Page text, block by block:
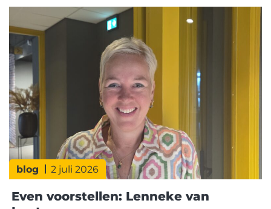
verder in finance, een vakgebied dat in Duitsland
volgens hem veel dieper wordt uitgewerkt.
blog 2 juli 2026
Even voorstellen: Lenneke van